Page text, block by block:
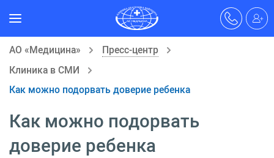
АО «Медицина»
Пресс-центр
Клиника в СМИ
Как можно подорвать доверие ребенка
Как можно подорвать
доверие ребенка